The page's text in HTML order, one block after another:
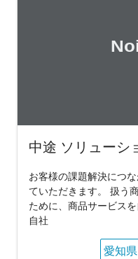
中途 ソリューシ
お客様の課題解決につ
ていただきます。 扱う
ために、商品サービス
自社
愛知県